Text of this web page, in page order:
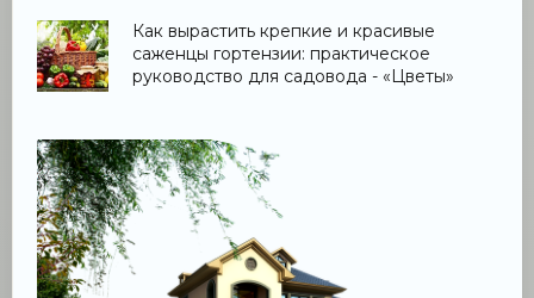
Как вырастить крепкие и красивые
саженцы гортензии: практическое
руководство для садовода - «Цветы»